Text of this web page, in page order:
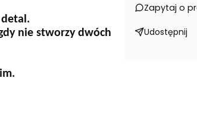
detal.
nie stworzy dwóch
Zapytaj o
Udostępnij